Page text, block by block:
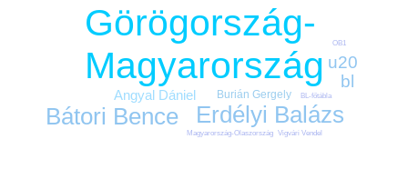
Görögország-
Magyarország
Bátori Bence Erdélyi Balázs
bl
u20
Angyal Dániel Burián Gergely BL-főtábla
Magyarország-Olaszország
OB1
Vigvári Vendel